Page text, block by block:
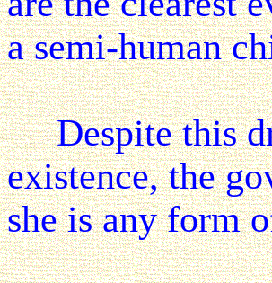
a semi-human
Despite this
existence, the
she is any form